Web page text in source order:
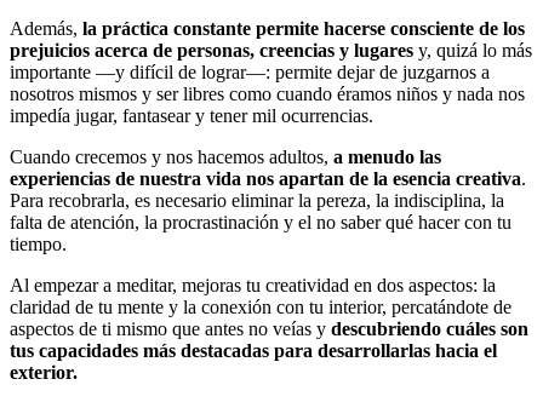
Además, la práctica constante permite hacerse consciente de los
prejuicios acerca de personas, creencias y lugares y, quizá lo más
importante —y difícil de lograr—: permite dejar de juzgarnos a
nosotros mismos y ser libres como cuando éramos niños y nada nos
impedía jugar, fantasear y tener mil ocurrencias.
Cuando crecemos y nos hacemos adultos, a menudo las
experiencias de nuestra vida nos apartan de la esencia creativa.
Para recobrarla, es necesario eliminar la pereza, la indisciplina, la
falta de atención, la procrastinación y el no saber qué hacer con tu
tiempo.
Al empezar a meditar, mejoras tu creatividad en dos aspectos: la
claridad de tu mente y la conexión con tu interior, percatándote de
aspectos de ti mismo que antes no veías y descubriendo cuáles son
tus capacidades más destacadas para desarrollarlas hacia el
exterior.